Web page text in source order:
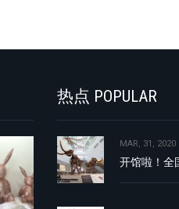
热点 POPULAR
MAR, 31, 2020
开馆啦！全